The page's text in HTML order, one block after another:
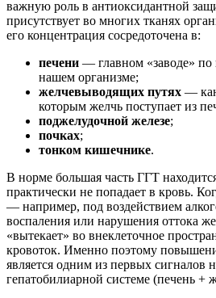
важную роль в антиоксидантной
присутствует во многих тканях
его концентрация сосредоточена в:
печени — главном «заводе» по
нашем организме;
желчевыводящих путях —
которым желчь поступает из
поджелудочной железе;
почках;
тонком кишечнике.
В норме большая часть ГГТ
практически не попадает в кровь.
— например, под воздействием
воспаления или нарушения оттока
«вытекает» во внеклеточное
кровоток. Именно поэтому
является одним из первых сигналов
гепатобилиарной системе (печень +